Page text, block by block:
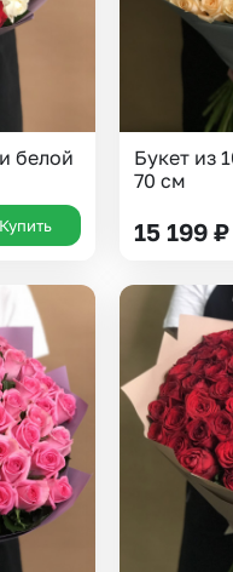
белой
Купить
Букет из
70 см
15 199 ₽